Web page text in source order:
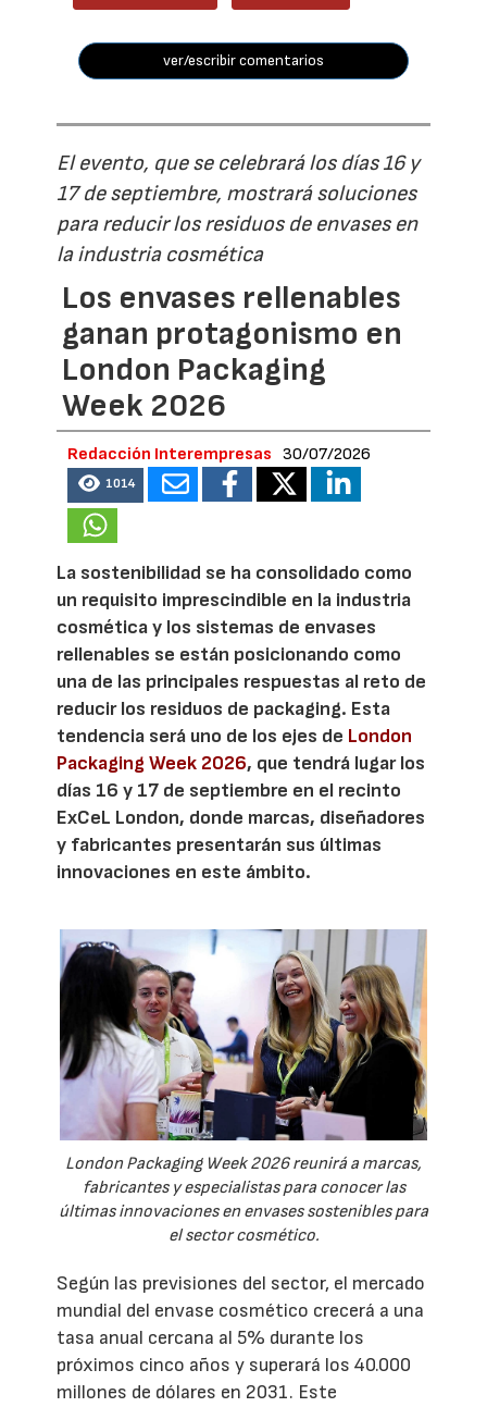
ver/escribir comentarios
El evento, que se celebrará los días 16 y
17 de septiembre, mostrará soluciones
para reducir los residuos de envases en
la industria cosmética
Los envases rellenables
ganan protagonismo en
London Packaging
Week 2026
Redacción Interempresas 30/07/2026
1014
La sostenibilidad se ha consolidado como
un requisito imprescindible en la industria
cosmética y los sistemas de envases
rellenables se están posicionando como
una de las principales respuestas al reto de
reducir los residuos de packaging. Esta
tendencia será uno de los ejes de London
Packaging Week 2026, que tendrá lugar los
días 16 y 17 de septiembre en el recinto
ExCeL London, donde marcas, diseñadores
y fabricantes presentarán sus últimas
innovaciones en este ámbito.
London Packaging Week 2026 reunirá a marcas,
fabricantes y especialistas para conocer las
últimas innovaciones en envases sostenibles para
el sector cosmético.
Según las previsiones del sector, el mercado
mundial del envase cosmético crecerá a una
tasa anual cercana al 5% durante los
próximos cinco años y superará los 40.000
millones de dólares en 2031. Este